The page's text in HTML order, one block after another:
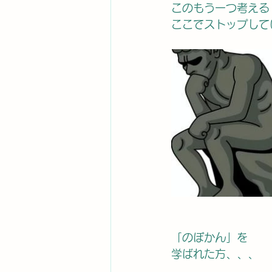
このもう一つ考える
ここでストップし
「のぼかん」を
学ばれた方、、、